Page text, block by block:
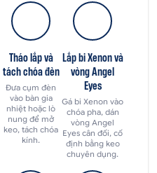
Tháo lắp và
tách chóa đèn
Đưa cụm đèn
vào bàn gia
nhiệt hoặc lò
nung để mở
keo, tách chóa
kính.
Lắp bi Xenon và
vòng Angel
Eyes
Gá bi Xenon vào
chóa pha, dán
vòng Angel
Eyes cân đối, cố
định bằng keo
chuyên dụng.